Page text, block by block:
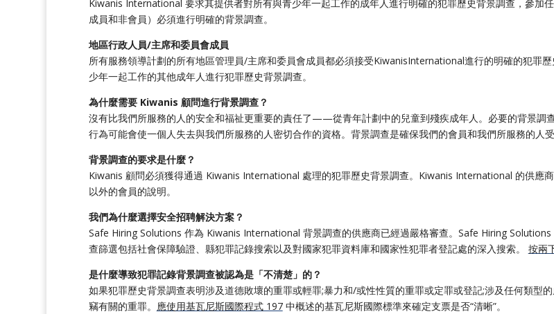
Kiwanis International 要求其提供者對所有與青少年一起工作的成年人進行明確的犯罪歷史背景調查，參加
成員和非會員）必須進行明確的背景調查。
地區行政人員/主席和委員會成員
所有服務領導計劃的所有地區管理員/主席和委員會成員都必須接受KiwanisInternational進行的明確的犯罪
少年一起工作的其他成年人進行犯罪歷史背景調查。
為什麼需要 Kiwanis 顧問進行背景調查？
沒有比我們所服務的人的安全和福祉更重要的責任了——從青年計劃中的兒童到殘疾成年人。必要的背景調
行為可能會使一個人失去與我們所服務的人密切合作的資格。背景調查是確保我們的會員和我們所服務的人受
背景調查的要求是什麼？
Kiwanis 顧問必須獲得通過 Kiwanis International 處理的犯罪歷史背景調查。Kiwanis International 的供應
以外的會員的說明。
我們為什麼選擇安全招聘解決方案？
Safe Hiring Solutions 作為 Kiwanis International 背景調查的供應商已經過嚴格審查。Safe Hiring
查篩選包括社會保障驗證、縣犯罪記錄搜索以及對國家犯罪資料庫和國家性犯罪者登記處的深入搜索。 按兩
是什麼導致犯罪記錄背景調查被認為是「不清楚」的？
如果犯罪歷史背景調查表明涉及道德敗壞的重罪或輕罪;暴力和/或性性質的重罪或定罪或登記;涉及任何類型
竊有關的重罪。 應使用基瓦尼斯國際程式 197中概述的基瓦尼斯國際標準來確定支票是否“清晰”。